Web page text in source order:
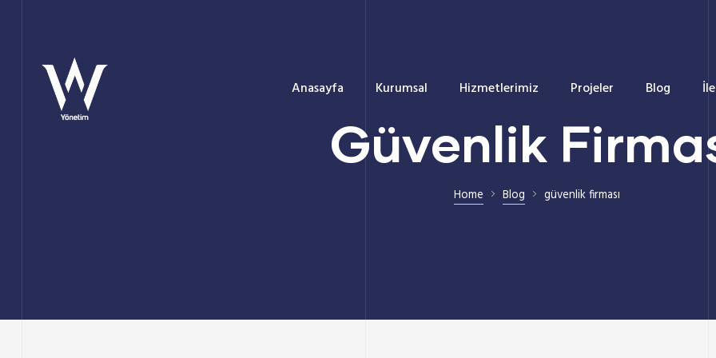
Anasayfa Kurumsal Hizmetlerimiz Projeler Blog
Güvenlik
Home Blog güvenlik firması